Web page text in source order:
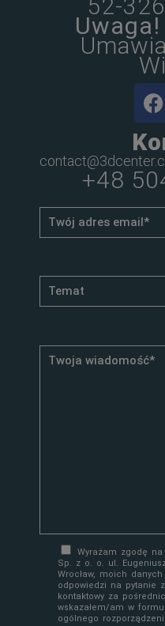
52-
Uwaga!
+48
Wyrażam zgodę
Sp. z o. o. ul.
Wrocław, moich
odpowiedzi na pytanie
kontaktowy za
wskazałem/am w
ogólnego